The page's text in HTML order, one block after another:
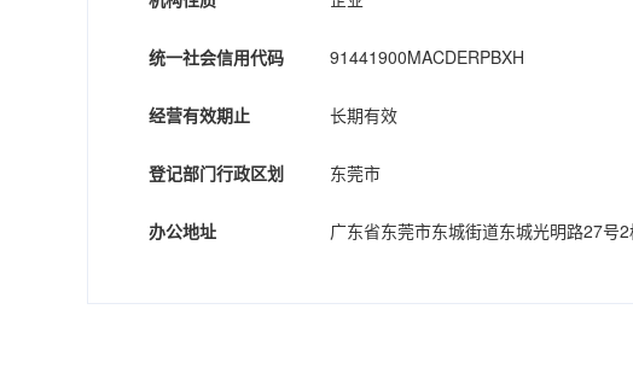
统一社会信用代码 91441900MACDERPBXH
经营有效期止 长期有效
登记部门行政区划 东莞市
办公地址 广东省东莞市东城街道东城光明路27号